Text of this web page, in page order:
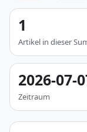
1
Artikel in dieser
2026-07-
Zeitraum